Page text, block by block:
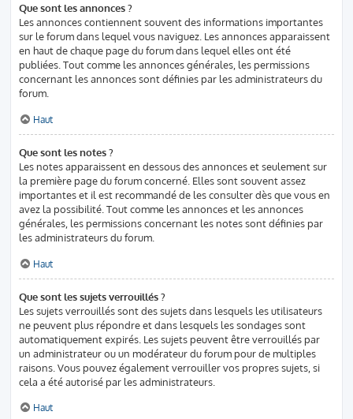
Que sont les annonces ?
Les annonces contiennent souvent des informations importantes
sur le forum dans lequel vous naviguez. Les annonces apparaissent
en haut de chaque page du forum dans lequel elles ont été
publiées. Tout comme les annonces générales, les permissions
concernant les annonces sont définies par les administrateurs du
forum.
Haut
Que sont les notes ?
Les notes apparaissent en dessous des annonces et seulement sur
la première page du forum concerné. Elles sont souvent assez
importantes et il est recommandé de les consulter dès que vous en
avez la possibilité. Tout comme les annonces et les annonces
générales, les permissions concernant les notes sont définies par
les administrateurs du forum.
Haut
Que sont les sujets verrouillés ?
Les sujets verrouillés sont des sujets dans lesquels les utilisateurs
ne peuvent plus répondre et dans lesquels les sondages sont
automatiquement expirés. Les sujets peuvent être verrouillés par
un administrateur ou un modérateur du forum pour de multiples
raisons. Vous pouvez également verrouiller vos propres sujets, si
cela a été autorisé par les administrateurs.
Haut